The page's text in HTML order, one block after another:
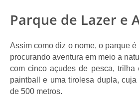
Parque de Lazer e
Assim como diz o nome, o parque
procurando aventura em meio a
com cinco açudes de pesca, trilha
paintball e uma tirolesa dupla,
de 500 metros.